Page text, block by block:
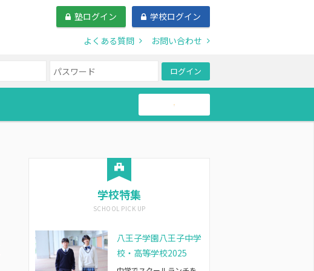
塾ログイン
学校ログイン
よくある質問
お問い合わせ
ログイン
帰国生
学校特集
八王子学園八王子中学
校・高等学校2025